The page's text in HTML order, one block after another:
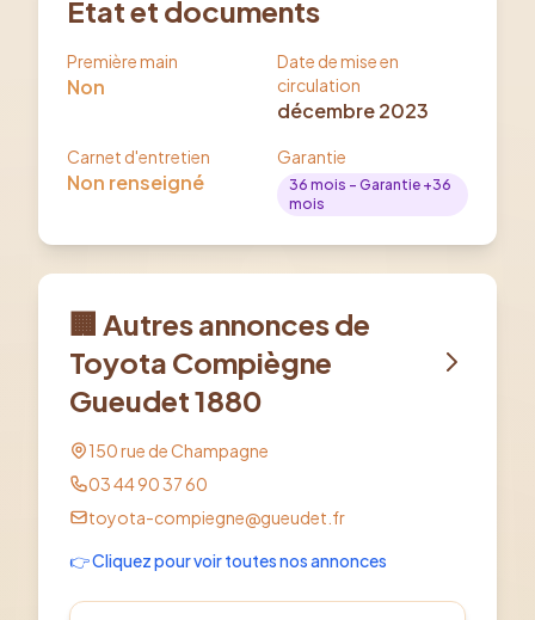
État et documents
Première main
Non
Date de mise en
circulation
décembre 2023
Carnet d'entretien
Non renseigné
Garantie
36 mois - Garantie +36
mois
🏢 Autres annonces de
Toyota Compiègne
Gueudet 1880
150 rue de Champagne
03 44 90 37 60
toyota-compiegne@gueudet.fr
👉 Cliquez pour voir toutes nos annonces